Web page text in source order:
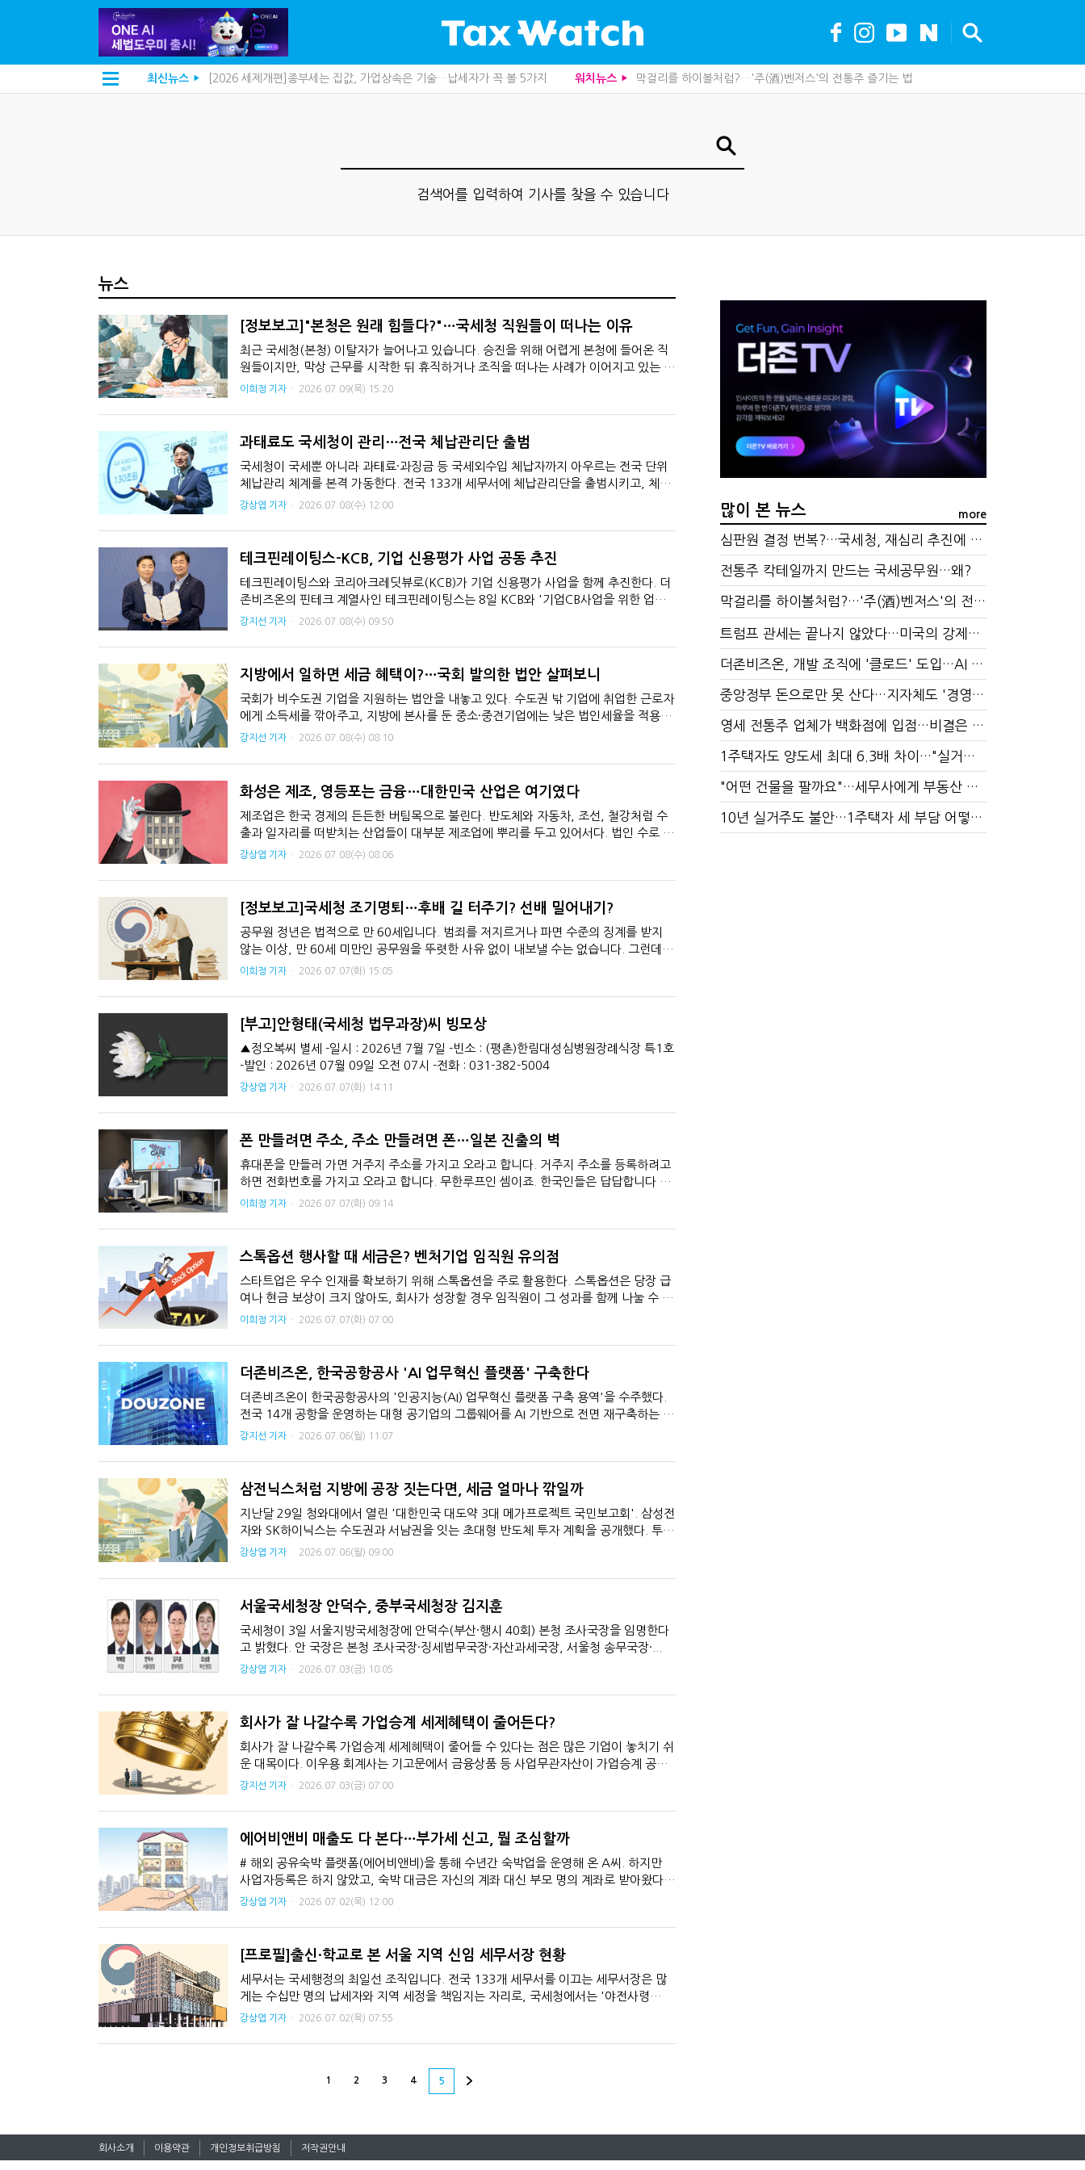
최신뉴스 ▶
[2026 세제개편]종부세는 집값, 가업상속은 기술…납세자가 꼭 볼 5가지
지방재정공제회, 재정분석 수행기관 첫 선정…243개 지방정부 분석
"정상 승계까지 막을까"…전문가가 본 가업상속공제 개편 우려
"3.3% 시대 끝...세무플랫폼 사업모델 흔들린다"
세무법인 HKL, 조사·재산세 전문가 임종수 세무사 영입
상속·증여세 조사, 이제 코인거래소까지 샅샅이 본다
고액자산가 더 옥죈다…해외신탁 미신고 제보에 포상금
반도체·AI로봇 국내 생산땐 세금 깎아준다
"오래 보유보다 오래 살아야"…1주택 세금 '실거주' 중심으로
강남이 좋다는 건 옛말…강서세무서장이 더 낫다?
[2026 세제개편]"상속 닥치면 늦다"…가업승계 성패, 시간에 달렸다
워치뉴스 ▶
막걸리를 하이볼처럼?…'주(酒)벤저스'의 전통주 즐기는 법
영세 전통주 업체가 백화점에 입점…비결은 국세청?
미국 301조 新관세, 다음은 '공급과잉 관세'인가
전자담배 통관, 이제 제품이 아니라 공급망을 본다
1주택자도 양도세 최대 6.3배 차이…"실거주 요건 강화하자"
"어떤 건물을 팔까요"…세무사에게 부동산 고민을 털어놓는 이유
함께 찾은 체납자 현금 1억…국세청·관세청 누가 가져갈까
상속·증여세 조사, 이제 코인거래소까지 샅샅이 본다
반도체·AI로봇 국내 생산땐 세금 깎아준다
배달라이더 원천징수 세금 인하…환급 플랫폼 수익성 악화될까
심판원 결정 번복?…국세청, 재심리 추진에 납세자 부담 우려
검색어를 입력하여 기사를 찾을 수 있습니다
뉴스
[정보보고]"본청은 원래 힘들다?"…국세청 직원들이 떠나는 이유
최근 국세청(본청) 이탈자가 늘어나고 있습니다. 승진을 위해 어렵게 본청에 들어온 직
원들이지만, 막상 근무를 시작한 뒤 휴직하거나 조직을 떠나는 사례가 이어지고 있는 것
입니다. 국세청 법인세과 직원이 책상을 정리...
이희정 기자 · 2026.07.09(목) 15:20
과태료도 국세청이 관리…전국 체납관리단 출범
국세청이 국세뿐 아니라 과태료·과징금 등 국세외수입 체납자까지 아우르는 전국 단위
체납관리 체계를 본격 가동한다. 전국 133개 세무서에 체납관리단을 출범시키고, 체납
자 실태확인과 맞춤형 체납관리에 나선...
강상엽 기자 · 2026.07.08(수) 12:00
테크핀레이팅스-KCB, 기업 신용평가 사업 공동 추진
테크핀레이팅스와 코리아크레딧뷰로(KCB)가 기업 신용평가 사업을 함께 추진한다. 더
존비즈온의 핀테크 계열사인 테크핀레이팅스는 8일 KCB와 '기업CB사업을 위한 업무
제휴 양해각서'를 체결했다고 밝혔다...
강지선 기자 · 2026.07.08(수) 09:50
지방에서 일하면 세금 혜택이?…국회 발의한 법안 살펴보니
국회가 비수도권 기업을 지원하는 법안을 내놓고 있다. 수도권 밖 기업에 취업한 근로자
에게 소득세를 깎아주고, 지방에 본사를 둔 중소·중견기업에는 낮은 법인세율을 적용하
는 내용이 핵심이다. 혁신도시 입주기...
강지선 기자 · 2026.07.08(수) 08:10
화성은 제조, 영등포는 금융…대한민국 산업은 여기였다
제조업은 한국 경제의 든든한 버팀목으로 불린다. 반도체와 자동차, 조선, 철강처럼 수
출과 일자리를 떠받치는 산업들이 대부분 제조업에 뿌리를 두고 있어서다. 법인 수로 봐
도 제조업은 서비스업에 이어 두 번째로 많은 ...
강상엽 기자 · 2026.07.08(수) 08:06
[정보보고]국세청 조기명퇴…후배 길 터주기? 선배 밀어내기?
공무원 정년은 법적으로 만 60세입니다. 범죄를 저지르거나 파면 수준의 징계를 받지
않는 이상, 만 60세 미만인 공무원을 뚜렷한 사유 없이 내보낼 수는 없습니다. 그런데
국세청에는 다른 부처에서는 보기 어려운 ...
이희정 기자 · 2026.07.07(화) 15:05
[부고]안형태(국세청 법무과장)씨 빙모상
▲정오복씨 별세 -일시 : 2026년 7월 7일 -빈소 : (평촌)한림대성심병원장례식장 특1호
-발인 : 2026년 07월 09일 오전 07시 -전화 : 031-382-5004
강상엽 기자 · 2026.07.07(화) 14:11
폰 만들려면 주소, 주소 만들려면 폰…일본 진출의 벽
휴대폰을 만들러 가면 거주지 주소를 가지고 오라고 합니다. 거주지 주소를 등록하려고
하면 전화번호를 가지고 오라고 합니다. 무한루프인 셈이죠. 한국인들은 답답합니다 이
런 일이 생긴다면 화를 내지 않을 한국 사람이...
이희정 기자 · 2026.07.07(화) 09:14
스톡옵션 행사할 때 세금은? 벤처기업 임직원 유의점
스타트업은 우수 인재를 확보하기 위해 스톡옵션을 주로 활용한다. 스톡옵션은 당장 급
여나 현금 보상이 크지 않아도, 회사가 성장할 경우 임직원이 그 성과를 함께 나눌 수 있
는 제도다. 하지만 스톡옵션은 ‘권...
이희정 기자 · 2026.07.07(화) 07:00
더존비즈온, 한국공항공사 'AI 업무혁신 플랫폼' 구축한다
더존비즈온이 한국공항공사의 '인공지능(AI) 업무혁신 플랫폼 구축 용역'을 수주했다.
전국 14개 공항을 운영하는 대형 공기업의 그룹웨어를 AI 기반으로 전면 재구축하는 사
업이다. 더존비즈온은 비즈니...
강지선 기자 · 2026.07.06(월) 11:07
삼전닉스처럼 지방에 공장 짓는다면, 세금 얼마나 깎일까
지난달 29일 청와대에서 열린 '대한민국 대도약 3대 메가프로젝트 국민보고회'. 삼성전
자와 SK하이닉스는 수도권과 서남권을 잇는 초대형 반도체 투자 계획을 공개했다. 투자
규모는 총 3200조원(AI ...
강상엽 기자 · 2026.07.06(월) 09:00
서울국세청장 안덕수, 중부국세청장 김지훈
국세청이 3일 서울지방국세청장에 안덕수(부산·행시 40회) 본청 조사국장을 임명한다
고 밝혔다. 안 국장은 본청 조사국장·징세법무국장·자산과세국장, 서울청 송무국장·...
강상엽 기자 · 2026.07.03(금) 10:05
회사가 잘 나갈수록 가업승계 세제혜택이 줄어든다?
회사가 잘 나갈수록 가업승계 세제혜택이 줄어들 수 있다는 점은 많은 기업이 놓치기 쉬
운 대목이다. 이우용 회계사는 기고문에서 금융상품 등 사업무관자산이 가업승계 공제·
특례에 미치는 영향을 짚고, 단순히 ...
강지선 기자 · 2026.07.03(금) 07:00
에어비앤비 매출도 다 본다…부가세 신고, 뭘 조심할까
# 해외 공유숙박 플랫폼(에어비앤비)을 통해 수년간 숙박업을 운영해 온 A씨. 하지만
사업자등록은 하지 않았고, 숙박 대금은 자신의 계좌 대신 부모 명의 계좌로 받아왔다.
플랫폼에서 다른 사람 명의 계좌로도 정산금...
강상엽 기자 · 2026.07.02(목) 12:00
[프로필]출신·학교로 본 서울 지역 신임 세무서장 현황
세무서는 국세행정의 최일선 조직입니다. 전국 133개 세무서를 이끄는 세무서장은 많
게는 수십만 명의 납세자와 지역 세정을 책임지는 자리로, 국세청에서는 '야전사령
관'으로도 불립니다. 최근 전국 133...
강상엽 기자 · 2026.07.02(목) 07:55
1 2 3 4 5
많이 본 뉴스 more
심판원 결정 번복?…국세청, 재심리 추진에 납세자 부담 우려
전통주 칵테일까지 만드는 국세공무원…왜?
막걸리를 하이볼처럼?…'주(酒)벤저스'의 전통주 즐기는 법
트럼프 관세는 끝나지 않았다…미국의 강제노동 관세 전략
더존비즈온, 개발 조직에 '클로드' 도입…AI 업무 전환 본격화
중앙정부 돈으로만 못 산다…지자체도 '경영'의 시대
영세 전통주 업체가 백화점에 입점…비결은 국세청?
1주택자도 양도세 최대 6.3배 차이…"실거주 요건 강화하자"
"어떤 건물을 팔까요"…세무사에게 부동산 고민을 털어놓는 이유
10년 실거주도 불안…1주택자 세 부담 어떻게 달라질까
회사소개 이용약관 개인정보취급방침 저작권안내